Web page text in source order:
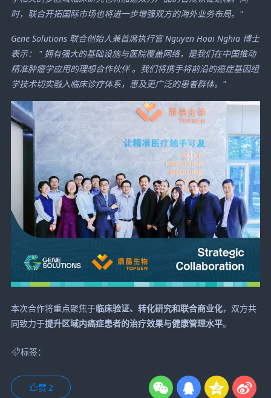
时，联合开拓国际市场也将进一步增强双方的海外业务布局。"
Gene Solutions 联合创始人兼首席执行官 Nguyen Hoai Nghia 博士
表示：
" 拥有强大的基础设施与医院覆盖网络，是我们在中国推动
精准肿瘤学应用的理想合作伙伴 。我们将携手将前沿的癌症基因组
学技术切实融入临床诊疗体系，惠及更广泛的患者群体。"
本次合作将重点聚焦于临床验证、转化研究和联合商业化，双方共
同致力于提升区域内癌症患者的治疗效果与健康管理水平。
标签：
赞2